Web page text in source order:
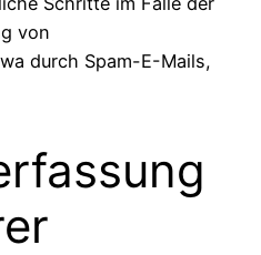
von
durch Spam-E-Mails,